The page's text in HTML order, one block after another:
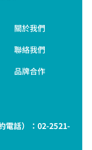
關於我們
聯絡我們
品牌合作
電話）： 02-2521-